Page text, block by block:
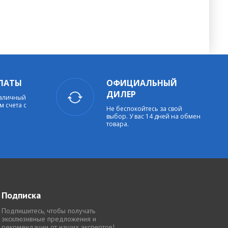
счета с
ОФИЦИАЛЬНЫЙ
ДИЛЕР
Не беспокойтесь за свой
выбор. У вас 14 дней на обмен
товара.
Подписка
Подпишитесь, чтобы получать
эксклюзивные предложения и